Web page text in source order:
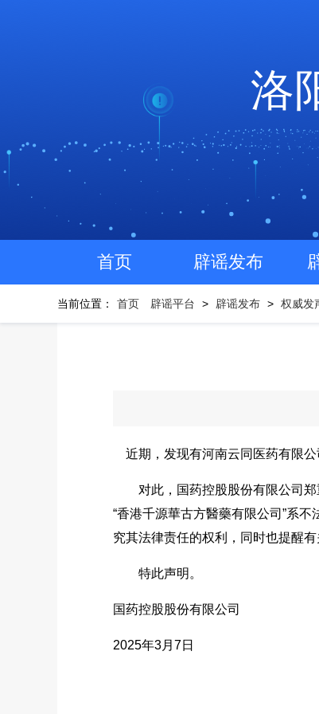
洛
首页 辟谣发布
当前位置： 首页 辟谣平台 > 辟谣发布 > 权威发
近期，发现有河南云同医药有限
对此，国药控股股份有限公司郑
“香港千源華古方醫藥有限公司”系
究其法律责任的权利，同时也提醒
特此声明。
国药控股股份有限公司
2025年3月7日